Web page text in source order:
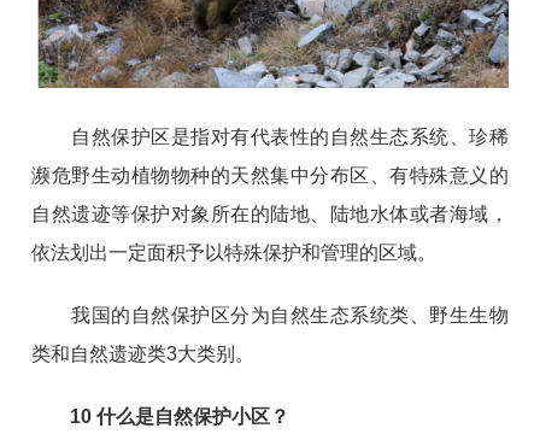
自然保护区是指对有代表性的自然生态系统、珍稀
濒危野生动植物物种的天然集中分布区、有特殊意义的
自然遗迹等保护对象所在的陆地、陆地水体或者海域，
依法划出一定面积予以特殊保护和管理的区域。
我国的自然保护区分为自然生态系统类、野生生物
类和自然遗迹类3大类别。
10 什么是自然保护小区？